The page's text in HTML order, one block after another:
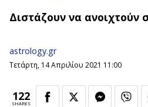
Διστάζουν να ανοιχτούν
astrology.gr
Τετάρτη, 14 Απριλίου 2021 11:00
122
SHARES